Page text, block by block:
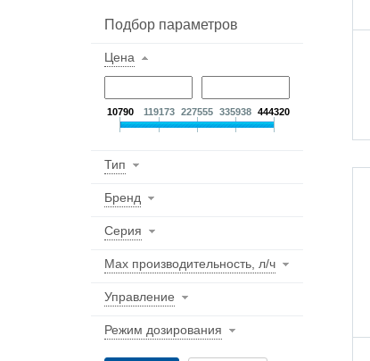
Подбор параметров
Цена
10790 119173 227555 335938 444320
Тип
Бренд
Серия
Max производительность, л/ч
Управление
Режим дозирования